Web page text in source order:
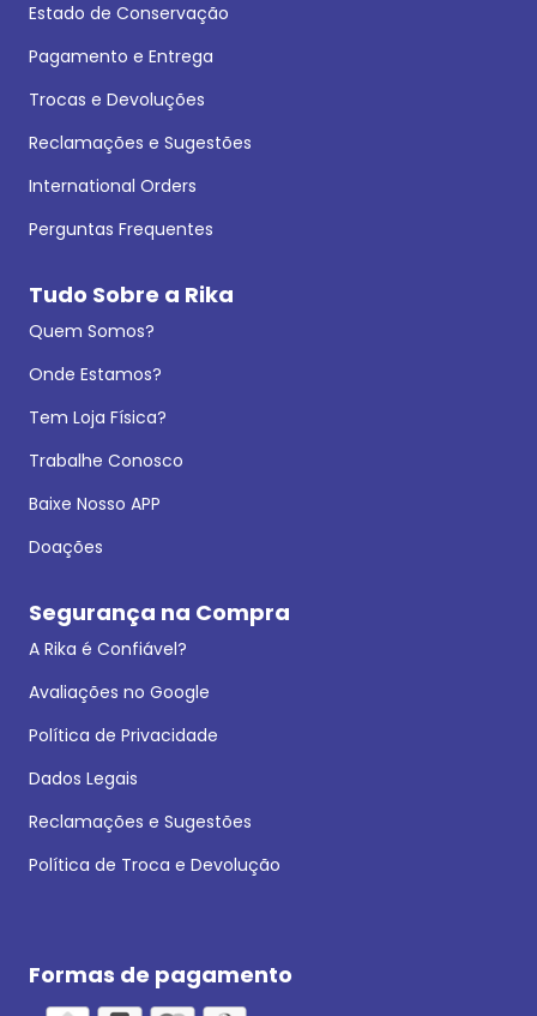
Estado de Conservação
Pagamento e Entrega
Trocas e Devoluções
Reclamações e Sugestões
International Orders
Perguntas Frequentes
Tudo Sobre a Rika
Quem Somos?
Onde Estamos?
Tem Loja Física?
Trabalhe Conosco
Baixe Nosso APP
Doações
Segurança na Compra
A Rika é Confiável?
Avaliações no Google
Política de Privacidade
Dados Legais
Reclamações e Sugestões
Política de Troca e Devolução
Formas de pagamento